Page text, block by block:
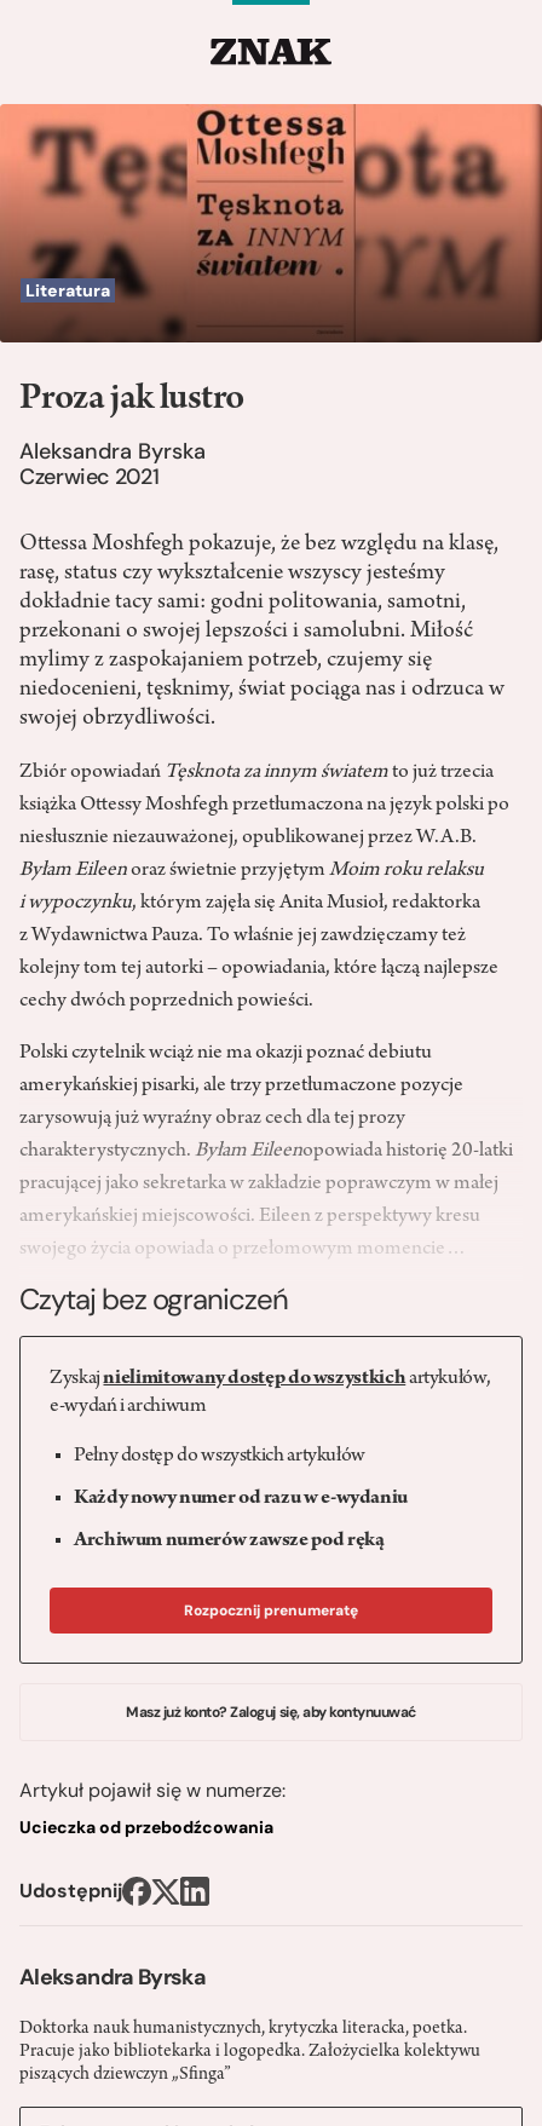
Literatura
Aleksandra Byrska
Doktorka nauk humanistycznych, krytyczka literacka, poetka.
Pracuje jako bibliotekarka i logopedka. Założycielka kolektywu
piszących dziewczyn „Sfinga”
Proza jak lustro
Aleksandra Byrska
Czerwiec 2021
Ottessa Moshfegh pokazuje, że bez względu na klasę,
rasę, status czy wykształcenie wszyscy jesteśmy
dokładnie tacy sami: godni politowania, samotni,
przekonani o swojej lepszości i samolubni. Miłość
mylimy z zaspokajaniem potrzeb, czujemy się
niedocenieni, tęsknimy, świat pociąga nas i odrzuca w
swojej obrzydliwości.
Zbiór opowiadań Tęsknota za innym światemto już trzecia
książka Ottessy Moshfegh przetłumaczona na język polski po
niesłusznie niezauważonej, opublikowanej przez W.A.B.
Byłam Eileenoraz świetnie przyjętymMoim roku relaksu
i wypoczynku, którym zajęła się Anita Musioł, redaktorka
z Wydawnictwa Pauza. To właśnie jej zawdzięczamy też
kolejny tom tej autorki – opowiadania, które łączą najlepsze
cechy dwóch poprzednich powieści.
Polski czytelnik wciąż nie ma okazji poznać debiutu
amerykańskiej pisarki, ale trzy przetłumaczone pozycje
zarysowują już wyraźny obraz cech dla tej prozy
charakterystycznych. Byłam Eileenopowiada historię 20-latki
pracującej jako sekretarka w zakładzie poprawczym w małej
amerykańskiej miejscowości. Eileen z perspektywy kresu
swojego życia opowiada o przełomowym momencie…
Czytaj bez ograniczeń
Zyskajnielimitowany dostęp do wszystkichartykułów,
e-wydań i archiwum
Pełny dostęp do wszystkich artykułów
Każdy nowy numer od razu w e-wydaniu
Archiwum numerów zawsze pod ręką
Rozpocznij prenumeratę
Masz już konto? Zaloguj się, aby kontynuuwać
Artykuł pojawił się w numerze:
Ucieczka od przebodźcowania
Udostępnij